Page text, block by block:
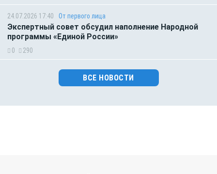
24.07.2026 17:40 От первого лица
Экспертный совет обсудил наполнение Народной
программы «Единой России»
0 290
ВСЕ НОВОСТИ